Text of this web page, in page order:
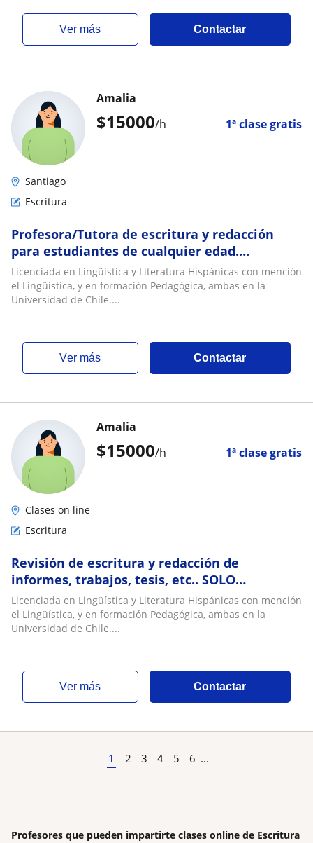
ver más Contactar
$15000/h 1ª clase gratis
Amalia
Santiago
Escritura
Profesora/Tutora de escritura y redacción
para estudiantes de cualquier edad.
Modalidad presencial u online. Revisión de
ensayos, pruebas y tesis. Currículum escolar y
PAES Competencia Lectora
Licenciada en Lingüística y Literatura Hispánicas con mención
el Lingüística, y en formación Pedagógica, ambas en la
Universidad de Chile....
ver más Contactar
$15000/h 1ª clase gratis
Amalia
Clases on line
Escritura
Revisión de escritura y redacción de
informes, trabajos, tesis, etc.. SOLO
GRAMÁTICA, ORTOGRAFÍA Y REDACCIÓN, NO
SE CORRIGEN CONTENIDOS
Licenciada en Lingüística y Literatura Hispánicas con mención
el Lingüística, y en formación Pedagógica, ambas en la
Universidad de Chile....
ver más Contactar
1 2 3 4 5 6 ...
Profesores que pueden impartirte clases online de Escritura